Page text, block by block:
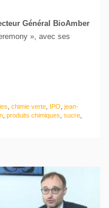
Général BioAmber
», avec ses
chimie verte IPO jean-
produits chimiques sucre